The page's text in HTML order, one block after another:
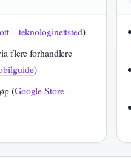
– teknologinettsted)
flere forhandlere
)
(Google Store –